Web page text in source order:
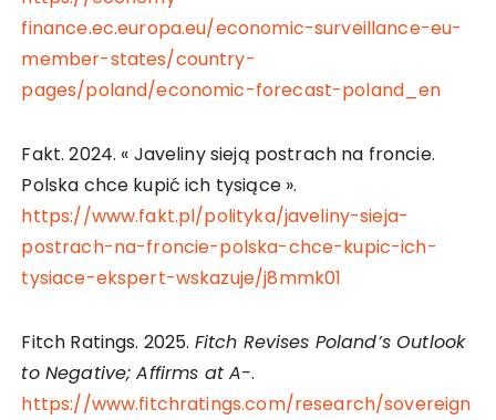
finance.ec.europa.eu/economic-surveillance-eu-
member-states/country-
pages/poland/economic-forecast-poland_en
Fakt. 2024. « Javeliny sieją postrach na froncie.
Polska chce kupić ich tysiące ».
https://www.fakt.pl/polityka/javeliny-sieja-
postrach-na-froncie-polska-chce-kupic-ich-
tysiace-ekspert-wskazuje/j8mmk01
Fitch Ratings. 2025. Fitch Revises Poland’s Outlook
to Negative; Affirms at A-.
https://www.fitchratings.com/research/sovereign